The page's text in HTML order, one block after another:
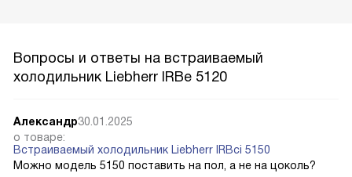
Вопросы и ответы на встраиваемый
холодильник Liebherr IRBe 5120
Александр30.01.2025
о товаре:
Встраиваемый холодильник Liebherr IRBci 5150
Можно модель 5150 поставить на пол, а не на цоколь?